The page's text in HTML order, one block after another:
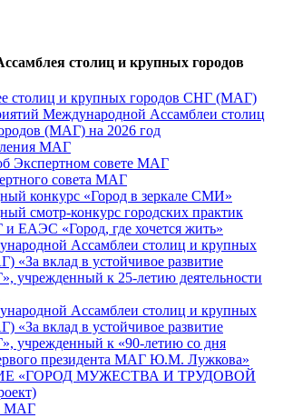
столиц и крупных городов
столиц и крупных городов СНГ (МАГ)
Международной Ассамблеи столиц
(МАГ) на 2026 год
МАГ
Экспертном совете МАГ
совета МАГ
конкурс «Город в зеркале СМИ»
смотр-конкурс городских практик
ЕАЭС «Город, где хочется жить»
Ассамблеи столиц и крупных
«За вклад в устойчивое развитие
учрежденный к 25-летию деятельности
Ассамблеи столиц и крупных
«За вклад в устойчивое развитие
учрежденный к «90-летию со дня
президента МАГ Ю.М. Лужкова»
«ГОРОД МУЖЕСТВА И ТРУДОВОЙ
МАГ